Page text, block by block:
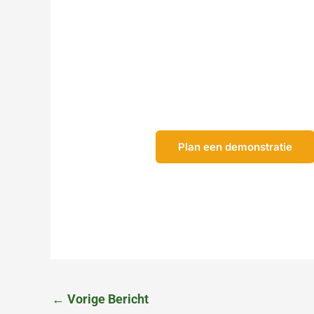
Plan een demonstratie
← Vorige Bericht